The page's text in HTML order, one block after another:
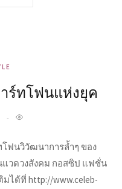
ร์ทโฟนแห่งยุค
โฟนวิวัฒนาการล้ำๆ ของ
นแวดวงสังคม กอสซิป แฟชั่น
มได้ที่ http://www.celeb-